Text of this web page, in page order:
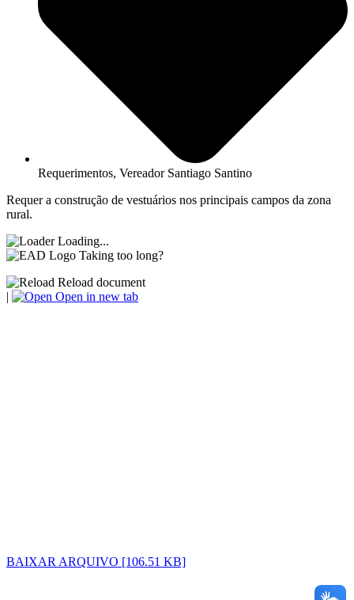
Requerimentos, Vereador Santiago Santino
Requer a construção de vestuários nos principais campos da zona
rural.
Loading...
Taking too long?
Reload document
|
Open in new tab
BAIXAR ARQUIVO [106.51 KB]